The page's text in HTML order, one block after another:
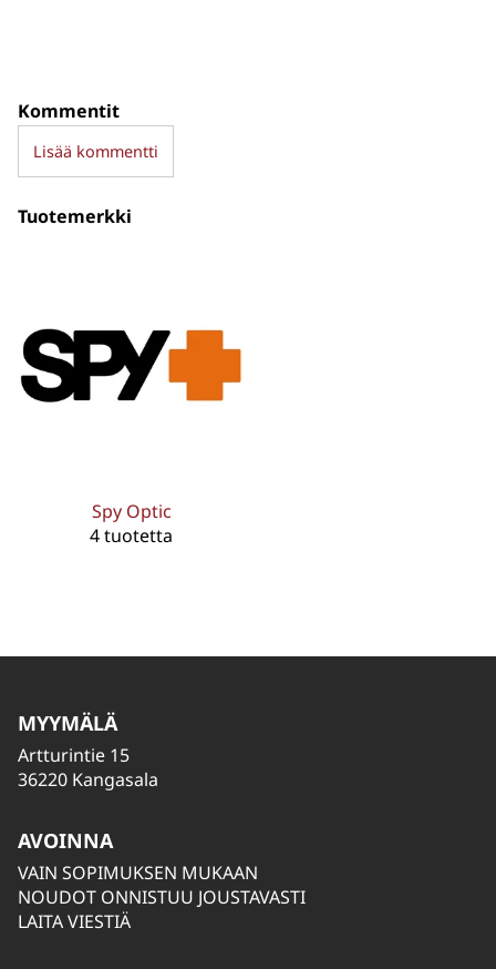
Kommentit
Lisää kommentti
Tuotemerkki
Spy Optic
4 tuotetta
MYYMÄLÄ
Artturintie 15
36220 Kangasala
AVOINNA
VAIN SOPIMUKSEN MUKAAN
NOUDOT ONNISTUU JOUSTAVASTI
LAITA VIESTIÄ